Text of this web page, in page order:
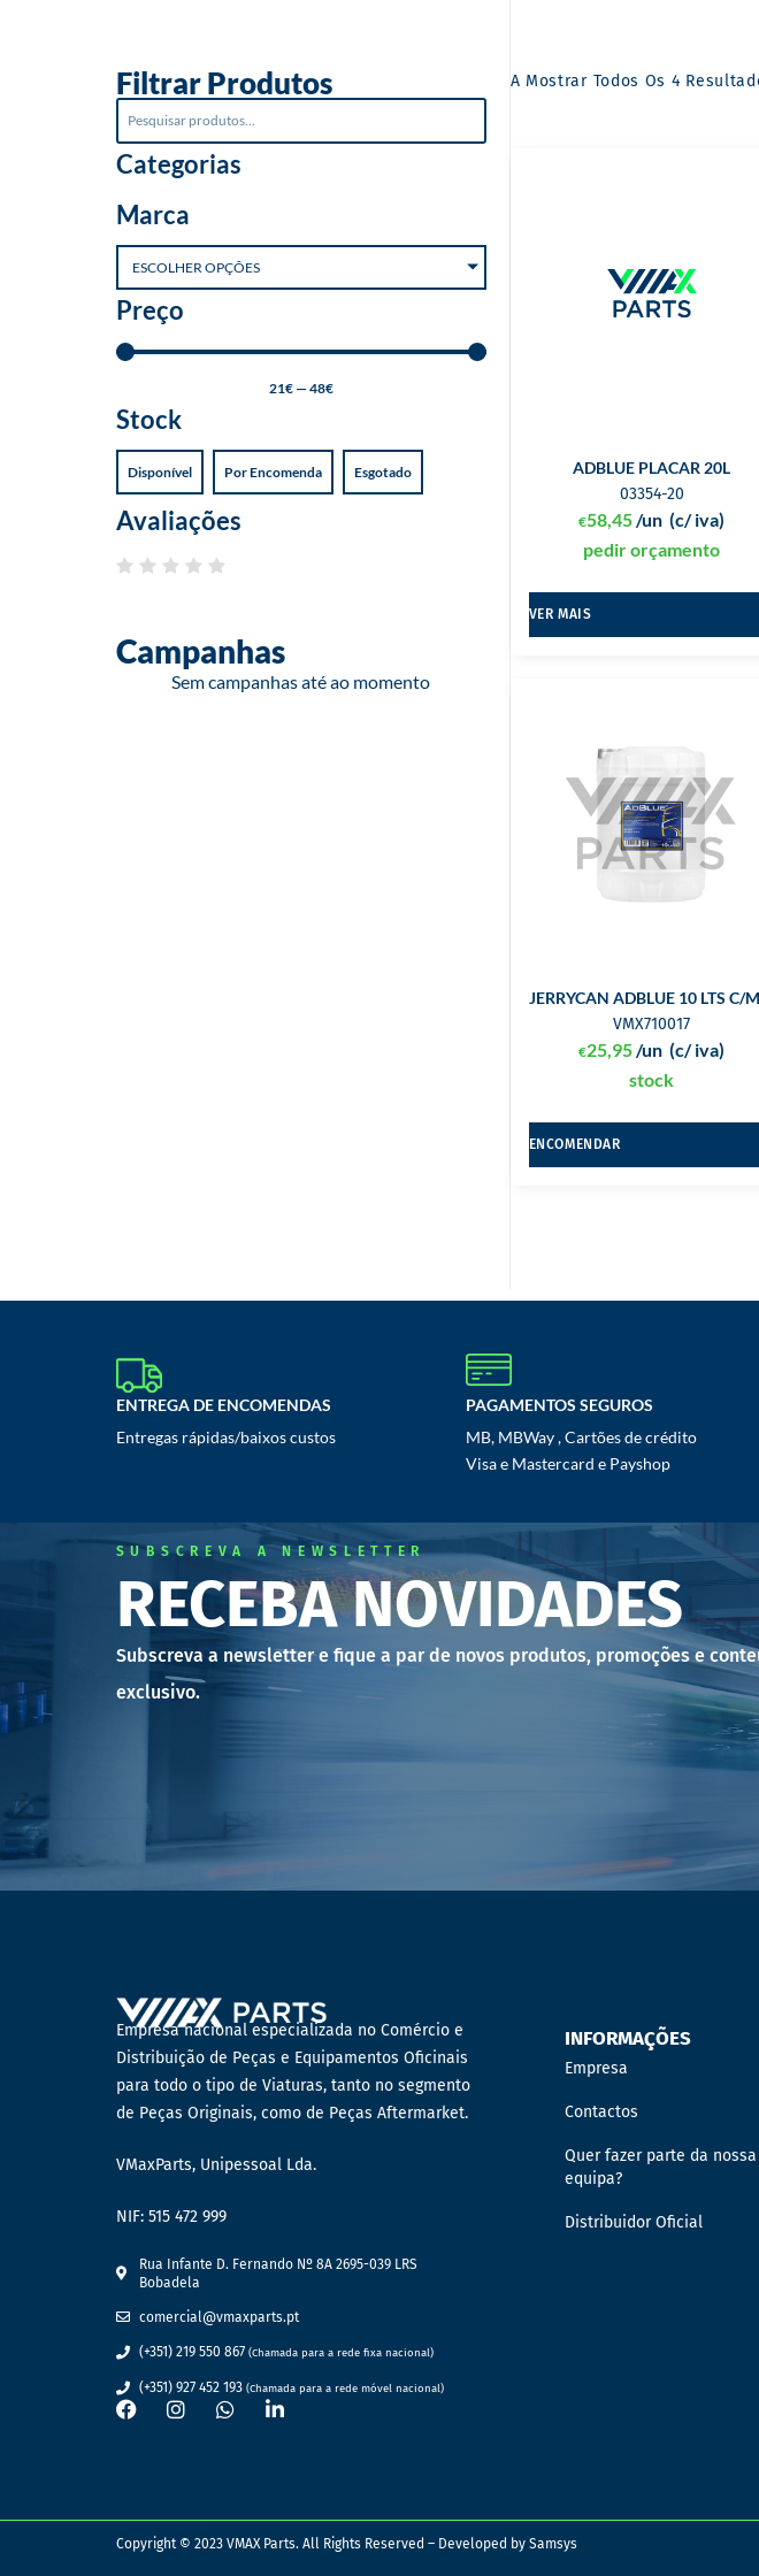
Filtrar Produtos
Categorias
Marca
ESCOLHER OPÇÕES
Preço
21€—48€
Stock
Disponível Por Encomenda Esgotado
Avaliações
Campanhas
Sem campanhas até ao momento
A Mostrar Todos Os 4
ADBLUE PLACAR 20L
03354-20
€58,45 (c/ iva)
/un
pedir orçamento
VER MAIS
JERRYCAN ADBLUE 10 LTS C/
VMX710017
€25,95 (c/ iva)
/un
stock
ENCOMENDAR
ENTREGA DE ENCOMENDAS
Entregas rápidas/baixos custos
PAGAMENTOS SEGUROS
MB, MBWay , Cartões de crédito
Visa e Mastercard e Payshop
SUBSCREVA A NEWSLETTER
RECEBA NOVIDADES
Subscreva a newsletter e fique a par de novos produtos, promoções e
exclusivo.
Empresa nacional especializada no Comércio e
Distribuição de Peças e Equipamentos Oficinais
para todo o tipo de Viaturas, tanto no segmento
de Peças Originais, como de Peças Aftermarket.
VMaxParts, Unipessoal Lda.
NIF: 515 472 999
Rua Infante D. Fernando Nº 8A 2695-039 LRS
Bobadela
comercial@vmaxparts.pt
(+351) 219 550 867 (Chamada para a rede fixa nacional)
(+351) 927 452 193 (Chamada para a rede móvel nacional)
INFORMAÇÕES
Empresa
Contactos
Quer fazer parte da nossa
equipa?
Distribuidor Oficial
Copyright © 2023 VMAX Parts. All Rights Reserved – Developed by Samsys